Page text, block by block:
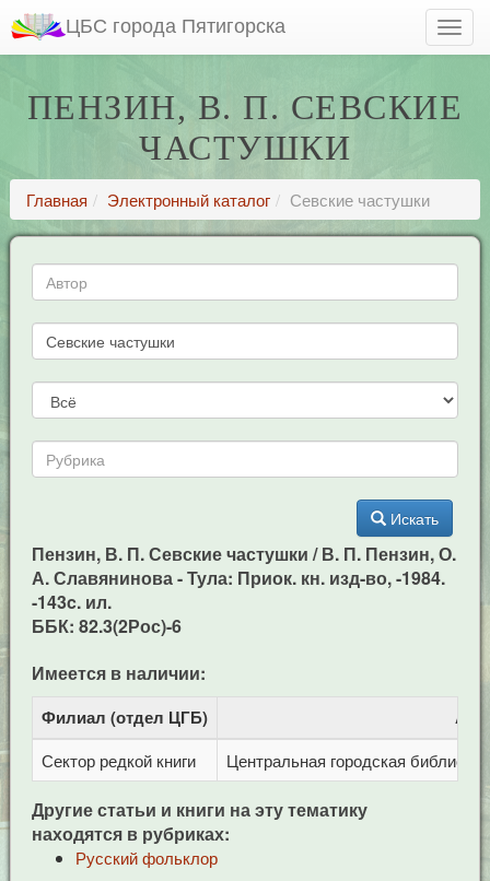
ЦБС города Пятигорска
ПЕНЗИН, В. П. СЕВСКИЕ
ЧАСТУШКИ
Главная Электронный каталог Севские частушки
Искать
Пензин, В. П. Севские частушки / В. П. Пензин, О.
А. Славянинова - Тула: Приок. кн. изд-во, -1984.
-143c. ил.
ББК: 82.3(2Рос)-6
Имеется в наличии:
Филиал (отдел ЦГБ)
Сектор редкой книги Центральная городская
Другие статьи и книги на эту тематику
находятся в рубриках:
Русский фольклор